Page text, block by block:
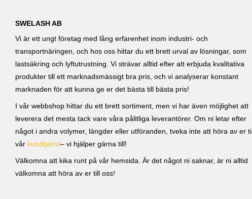
SWELASH AB
Vi är ett ungt företag med lång erfarenhet inom industri- och
transportnäringen, och hos oss hittar du ett brett urval av lösningar, som
lastsäkring och lyftutrustning. Vi strävar alltid efter att erbjuda kvalitativa
produkter till ett marknadsmässigt bra pris, och vi analyserar konstant
marknaden för att kunna ge er det bästa till bästa pris!
I vår webbshop hittar du ett brett sortiment, men vi har även möjlighet att
leverera det mesta tack vare våra pålitliga leverantörer. Om ni letar efter
något i andra volymer, längder eller utföranden, tveka inte att höra av er till
vår kundtjänst– vi hjälper gärna till!
Välkomna att kika runt på vår hemsida. Är det något ni saknar, är ni alltid
välkomna att höra av er till oss!